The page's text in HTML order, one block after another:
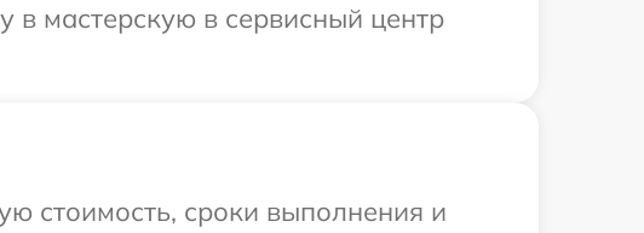
в мастерскую в сервисный центр
стоимость, сроки выполнения и